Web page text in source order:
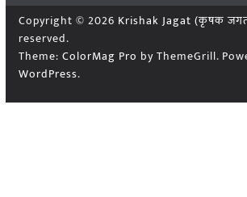
Copyright © 2026 Krishak Jagat (कृषक
reserved.
Theme: ColorMag Pro by ThemeGrill.
WordPress.